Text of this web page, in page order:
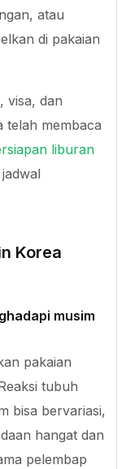
atau
di pakaian
visa, dan
telah membaca
liburan
Korea
musim
pakaian
tubuh
bisa bervariasi,
hangat dan
pelembap